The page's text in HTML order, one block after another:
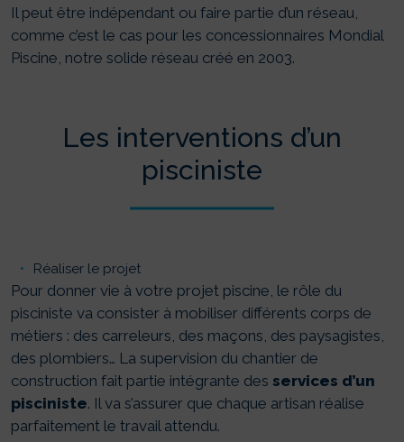
Il peut être indépendant ou faire partie d’un réseau,
comme c’est le cas pour les concessionnaires Mondial
Piscine, notre solide réseau créé en 2003.
Les interventions d’un
pisciniste
Réaliser le projet
Pour donner vie à votre projet piscine, le rôle du
pisciniste va consister à mobiliser différents corps de
métiers : des carreleurs, des maçons, des paysagistes,
des plombiers… La supervision du chantier de
construction fait partie intégrante des services d’un
pisciniste. Il va s’assurer que chaque artisan réalise
parfaitement le travail attendu.